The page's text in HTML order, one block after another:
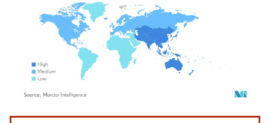
Image © Mordor Intelligence. La réutilisation nécessite une attribution sous CC BY